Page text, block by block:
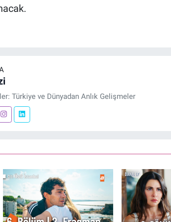
Türkiye ve Dünyadan Anlık Gelişmeler